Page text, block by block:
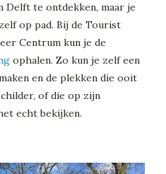
Delft te ontdekken, maar je
op pad. Bij de Tourist
Centrum kun je de
ophalen. Zo kun je zelf een
en de plekken die ooit
of die op zijn
echt bekijken.